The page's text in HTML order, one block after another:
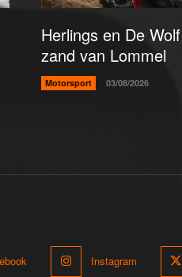
Herlings en De
zand van Lommel
Motorsport 03/08/2026
Instagram